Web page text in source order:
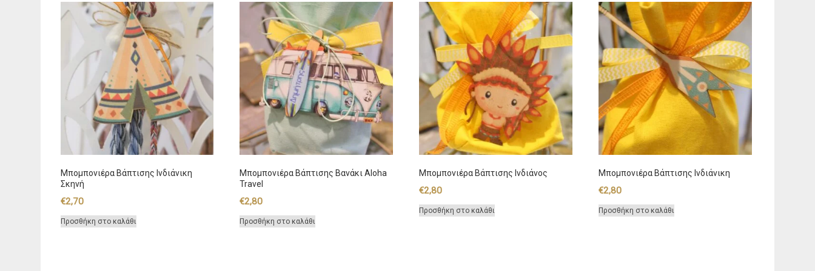
Μπομπονιέρα Βάπτισης Ινδιάνικη
Σκηνή
€2,70
Προσθήκη στο καλάθι
Μπομπονιέρα Βάπτισης Βανάκι Aloha
Travel
€2,80
Προσθήκη στο καλάθι
Μπομπονιέρα Βάπτισης Ινδιάνος
€2,80
Προσθήκη στο καλάθι
Μπομπονιέρα Βάπτισης Ινδιάνικη
€2,80
Προσθήκη στο καλάθι